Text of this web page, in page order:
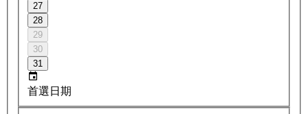
27
28
29
30
31
首選日期